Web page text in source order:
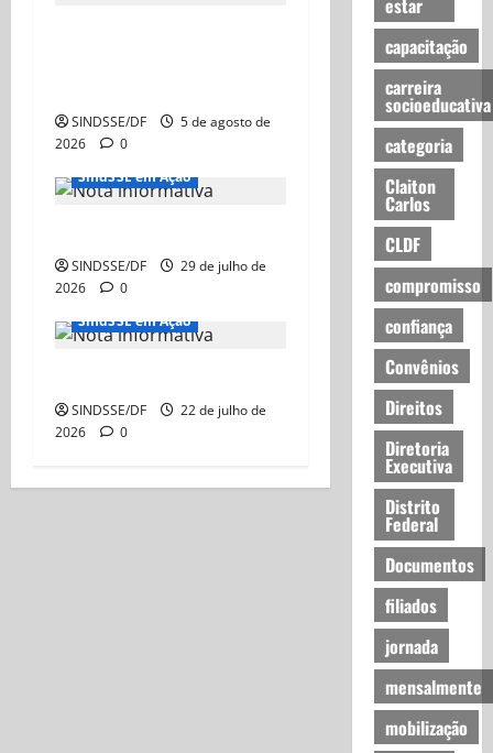
SINDSSE/DF
5 de agosto de
2026
0
SindSSE em Ação
SINDSSE/DF
29 de julho de
2026
0
SindSSE em Ação
SINDSSE/DF
22 de julho de
2026
0
estar
capacitação
carreira
socioeducativa
categoria
Claiton
Carlos
CLDF
compromisso
confiança
Convênios
Direitos
Diretoria
Executiva
Distrito
Federal
Documentos
filiados
jornada
mensalmente
mobilização